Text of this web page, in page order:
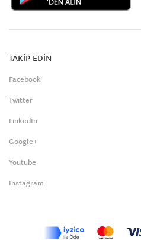
TAKİP EDİN
Facebook
Twitter
LinkedIn
Google+
Youtube
Instagram